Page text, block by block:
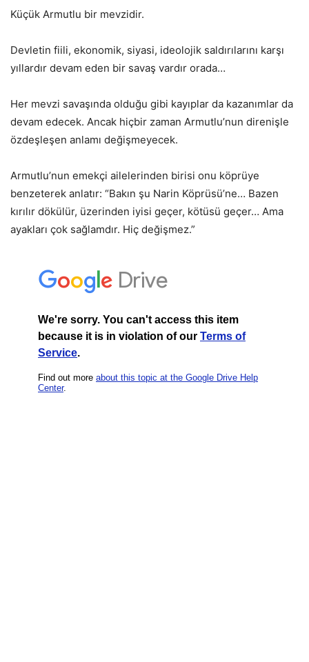
Küçük Armutlu bir mevzidir.
Devletin fiili, ekonomik, siyasi, ideolojik saldırılarını karşı
yıllardır devam eden bir savaş vardır orada…
Her mevzi savaşında olduğu gibi kayıplar da kazanımlar da
devam edecek. Ancak hiçbir zaman Armutlu’nun direnişle
özdeşleşen anlamı değişmeyecek.
Armutlu’nun emekçi ailelerinden birisi onu köprüye
benzeterek anlatır: “Bakın şu Narin Köprüsü’ne… Bazen
kırılır dökülür, üzerinden iyisi geçer, kötüsü geçer… Ama
ayakları çok sağlamdır. Hiç değişmez.”